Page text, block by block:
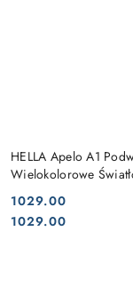
HELLA Apelo A1
Wielokolorowe
Cena:
1029.00
Cena:
1029.00